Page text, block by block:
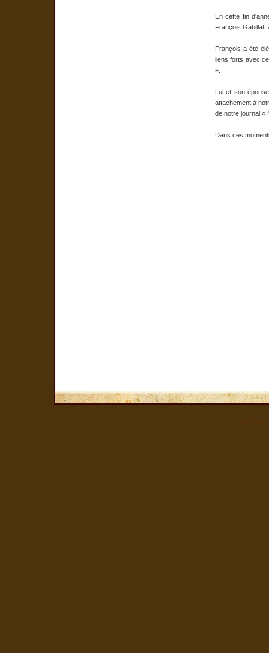
En cette fin
François Gabillat,
François a été
liens forts avec
».
Lui et son
attachement à
de notre journal «
Dans ces